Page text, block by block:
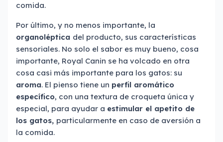
comida.
Por último, y no menos importante, la
organoléptica del producto, sus características
sensoriales. No solo el sabor es muy bueno, cosa
importante, Royal Canin se ha volcado en otra
cosa casi más importante para los gatos: su
aroma. El pienso tiene un perfil aromático
específico, con una textura de croqueta única y
especial, para ayudar a estimular el apetito de
los gatos, particularmente en caso de aversión a
la comida.